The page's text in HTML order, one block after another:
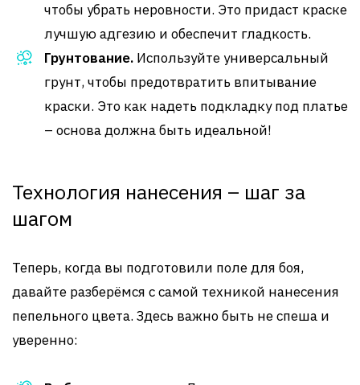
чтобы убрать неровности. Это придаст краске
лучшую адгезию и обеспечит гладкость.
Грунтование. Используйте универсальный
грунт, чтобы предотвратить впитывание
краски. Это как надеть подкладку под платье
– основа должна быть идеальной!
Технология нанесения – шаг за
шагом
Теперь, когда вы подготовили поле для боя,
давайте разберёмся с самой техникой нанесения
пепельного цвета. Здесь важно быть не спеша и
уверенно: